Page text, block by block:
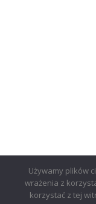
Używamy plików
wrażenia z
korzystać z tej